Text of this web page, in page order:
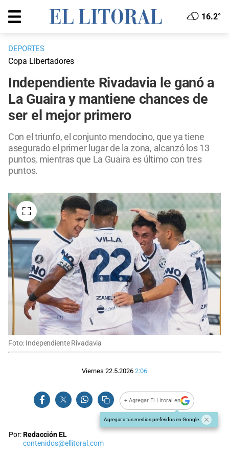
16.2°
DEPORTES
Copa Libertadores
Independiente Rivadavia le ganó a
La Guaira y mantiene chances de
ser el mejor primero
Con el triunfo, el conjunto mendocino, que ya tiene
asegurado el primer lugar de la zona, alcanzó los 13
puntos, mientras que La Guaira es último con tres
puntos.
Foto: Independiente Rivadavia
Viernes 22.5.2026 2:06
+ Agregar El Litoral en
Agregar a tus medios preferidos en Google
Por:Redacción EL
contenidos@ellitoral.com